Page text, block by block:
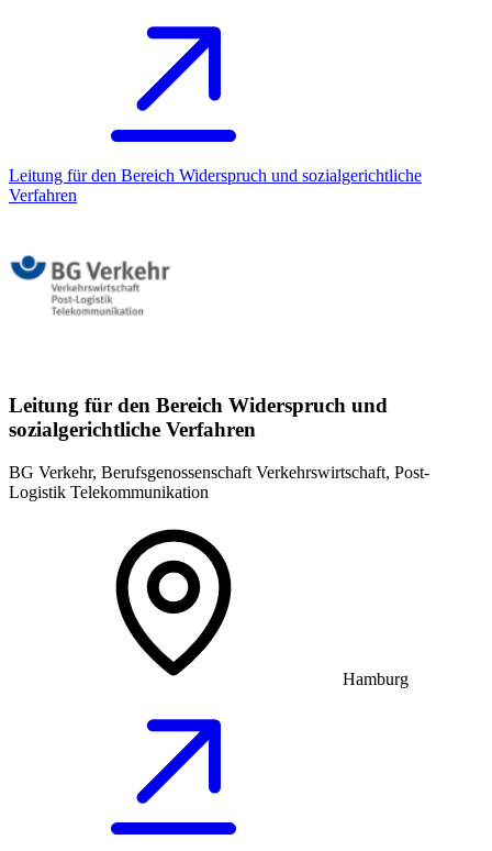
Leitung für den Bereich Widerspruch und sozialgerichtliche
Verfahren
Leitung für den Bereich Widerspruch und
sozialgerichtliche Verfahren
BG Verkehr, Berufsgenossenschaft Verkehrswirtschaft, Post-
Logistik Telekommunikation
Hamburg